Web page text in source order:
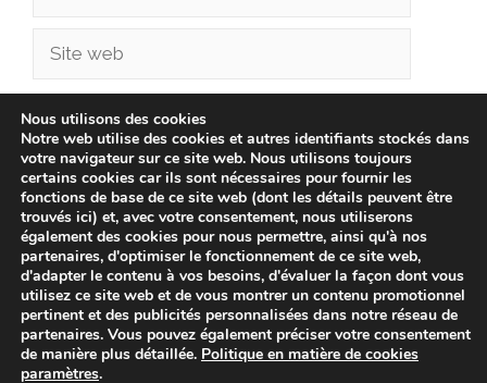
Site
Enregistrer mon nom, mon e-mail et mon site
dans le navigateur pour mon prochain
commentaire.
Nous utilisons des cookies
Notre web utilise des cookies et autres identifiants stockés dans
votre navigateur sur ce site web. Nous utilisons toujours
certains cookies car ils sont nécessaires pour fournir les
fonctions de base de ce site web (dont les détails peuvent être
trouvés ici) et, avec votre consentement, nous utiliserons
également des cookies pour nous permettre, ainsi qu'à nos
partenaires, d'optimiser le fonctionnement de ce site web,
d'adapter le contenu à vos besoins, d'évaluer la façon dont vous
utilisez ce site web et de vous montrer un contenu promotionnel
pertinent et des publicités personnalisées dans notre réseau de
partenaires. Vous pouvez également préciser votre consentement
de manière plus détaillée. Politique en matière de cookies
paramètres.